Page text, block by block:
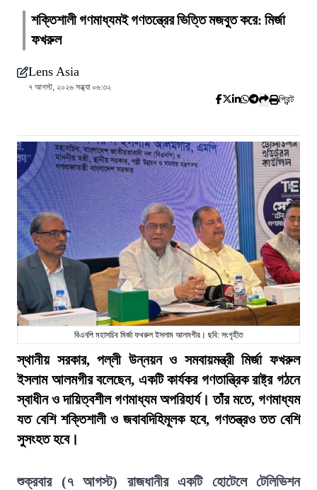
শক্তিশালী গণমাধ্যমই গণতন্ত্রের ভিত্তি মজবুত করে: মির্জা
ফখরুল
Lens Asia
৭ আগস্ট, ২০২৬ সন্ধ্যা ০৬:৩২
প্রিন্ট
বিএনপি মহাসচিব মির্জা ফখরুল ইসলাম আলমগীর। ছবি: সংগৃহীত
স্থানীয় সরকার, পল্লী উন্নয়ন ও সমবায়মন্ত্রী মির্জা ফখরুল
ইসলাম আলমগীর বলেছেন, একটি কার্যকর গণতান্ত্রিক রাষ্ট্র গঠনে
স্বাধীন ও দায়িত্বশীল গণমাধ্যম অপরিহার্য। তাঁর মতে, গণমাধ্যম
যত বেশি শক্তিশালী ও জবাবদিহিমূলক হবে, গণতন্ত্রও তত বেশি
সুসংহত হবে।
শুক্রবার (৭ আগস্ট) রাজধানীর একটি হোটেলে টেলিভিশন